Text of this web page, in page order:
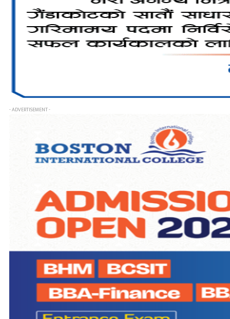
- ADVERTISEMENT -